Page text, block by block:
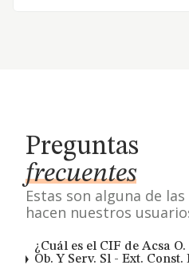
Preguntas
frecuentes
Estas son alguna de
hacen nuestros
¿Cuál es el CIF de Acsa
Ob. Y Serv. Sl - Ext.